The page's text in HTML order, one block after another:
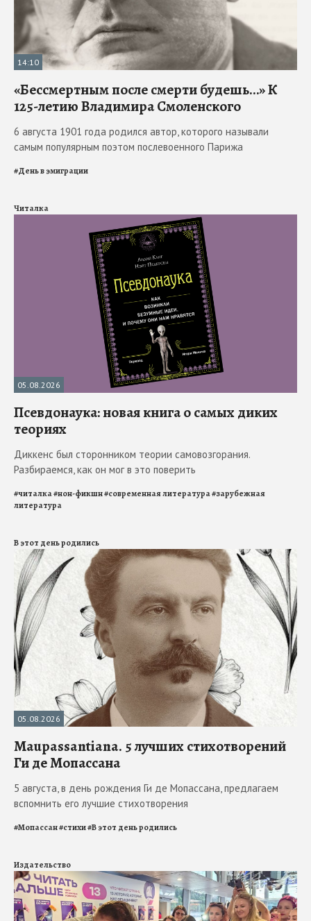
14:10
«Бессмертным после смерти будешь…» К
125-летию Владимира Смоленского
6 августа 1901 года родился автор, которого называли
самым популярным поэтом послевоенного Парижа
#День в эмиграции
Читалка
05.08.2026
Псевдонаука: новая книга о самых диких
теориях
Диккенс был сторонником теории самовозгорания.
Разбираемся, как он мог в это поверить
#читалка#нон-фикшн#современная литература#зарубежная
литература
В этот день родились
05.08.2026
Maupassantiana. 5 лучших стихотворений
Ги де Мопассана
5 августа, в день рождения Ги де Мопассана, предлагаем
вспомнить его лучшие стихотворения
#Мопассан#стихи#В этот день родились
Издательство